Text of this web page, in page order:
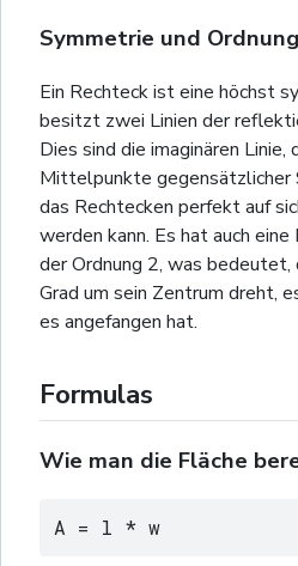
Symmetrie und Ordnung
Ein Rechteck ist eine höchst
besitzt zwei Linien der
Dies sind die imaginären Linie,
Mittelpunkte gegensätzlicher
das Rechtecken perfekt auf
werden kann. Es hat auch
der Ordnung 2, was bedeutet,
Grad um sein Zentrum dreht,
es angefangen hat.
Formulas
Wie man die Fläche
A = l * w